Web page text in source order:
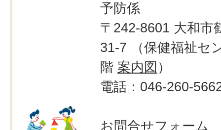
予防係
〒242-8601 大和市
31-7 （保健福祉セ
階 案内図 ）
電話：046-260-
お問合せフォーム